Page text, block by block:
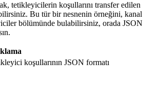
tetikleyicilerin koşullarını transfer edilen
Bu tür bir nesnenin örneğini, kanal
bölümünde bulabilirsiniz, orada JSON
koşullarının JSON formatı